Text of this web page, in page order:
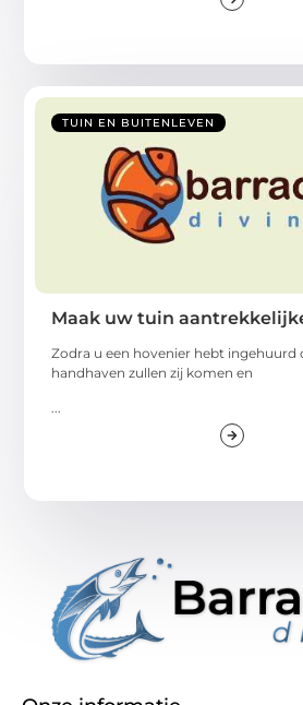
TUIN EN BUITENLEVEN
Maak uw tuin
Zodra u een hovenier hebt
handhaven zullen zij komen en
...